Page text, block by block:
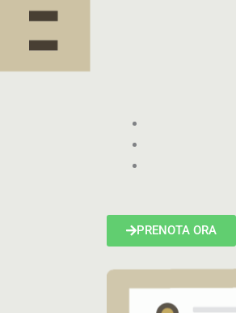
PRENOTA ORA